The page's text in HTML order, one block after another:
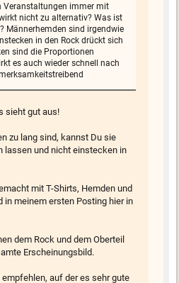
Veranstaltungen immer mit
nicht zu alternativ? Was ist
Männerhemden sind irgendwie
in den Rock drückt sich
sind die Proportionen
es auch wieder schnell nach
sieht gut aus!
zu lang sind, kannst Du sie
lassen und nicht einstecken in
mit T-Shirts, Hemden und
in meinem ersten Posting hier in
dem Rock und dem Oberteil
Erscheinungsbild.
auf der es sehr gute